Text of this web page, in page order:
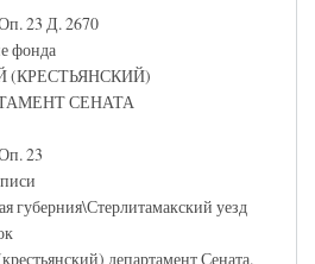
23 Д. 2670
фонда
(КРЕСТЬЯНСКИЙ)
СЕНАТА
23
губерния\Стерлитамакский уезд
департамент Сената.